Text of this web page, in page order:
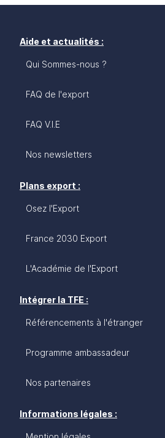
Aide et actualités :
Qui Sommes-nous ?
FAQ de l'export
FAQ V.I.E
Nos newsletters
Plans export :
Osez l'Export
France 2030 Export
L'Académie de l'Export
Intégrer la TFE :
Référencements à l'étranger
Programme ambassadeur
Nos partenaires
Informations légales :